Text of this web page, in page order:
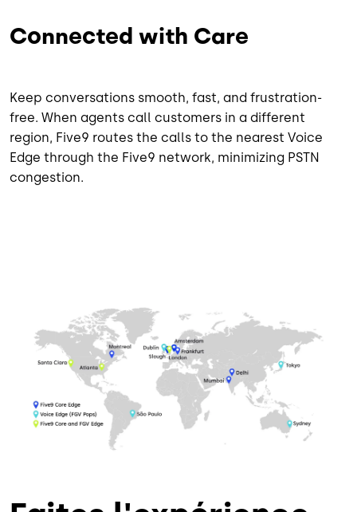
Connected with Care
Keep conversations smooth, fast, and frustration-
free. When agents call customers in a different
region, Five9 routes the calls to the nearest Voice
Edge through the Five9 network, minimizing PSTN
congestion.